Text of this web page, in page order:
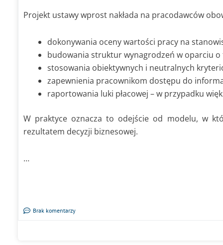
Projekt ustawy wprost nakłada na pracodawców
dokonywania oceny wartości pracy na
budowania struktur wynagrodzeń w oparciu o
stosowania obiektywnych i neutralnych
zapewnienia pracownikom dostępu do
raportowania luki płacowej – w przypadku
W praktyce oznacza to odejście od modelu, w
rezultatem decyzji biznesowej.
…
Brak komentarzy